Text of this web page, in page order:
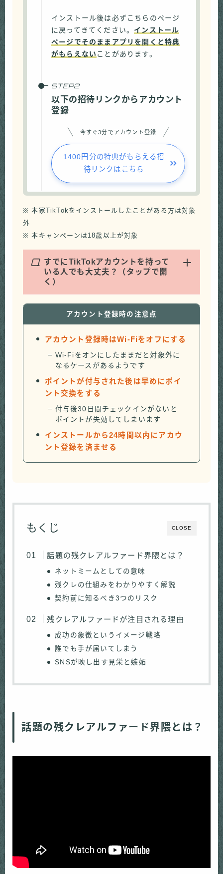
インストール後は必ずこちらのページ
に戻ってきてください。 インストール
ページでそのままアプリを開くと特典
がもらえない ことがあります。
以下の招待リンクからアカウント
登録
今すぐ3分でアカウント登録
1400円分の特典がもらえる招
待リンクはこちら
※ 本家TikTokをインストールしたことがある方は対象
外
※ 本キャンペーンは18歳以上が対象
Q すでにTikTokアカウントを持って
いる人でも大丈夫？（タップで開
く）
アカウント登録時の注意点
アカウント登録時はWi-Fiをオフにする
Wi-Fiをオンにしたままだと対象外に
なるケースがあるようです
ポイントが付与された後は早めにポイ
ント交換をする
付与後30日間チェックインがないと
ポイントが失効してしまいます
インストールから24時間以内にアカウ
ント登録を済ませる
CLOSE
もくじ
話題の残クレアルファード界隈とは？
ネットミームとしての意味
残クレの仕組みをわかりやすく解説
契約前に知るべき3つのリスク
残クレアルファードが注目される理由
成功の象徴というイメージ戦略
誰でも手が届いてしまう
SNSが映し出す見栄と嫉妬
話題の残クレアルファード界隈とは？